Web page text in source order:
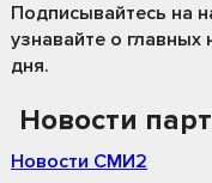
Подписывайтесь на
узнавайте о
дня.
Новости
Новости СМИ2